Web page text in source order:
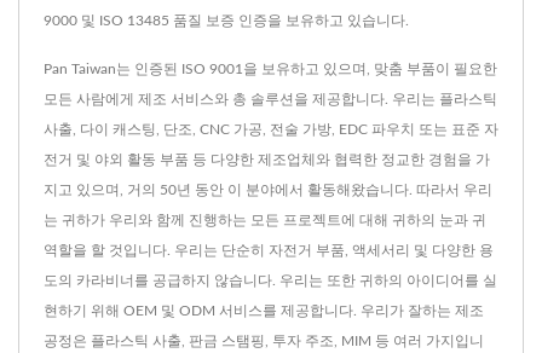
9000 및 ISO 13485 품질 보증 인증을 보유하고 있습니다.
Pan Taiwan는 인증된 ISO 9001을 보유하고 있으며, 맞춤 부품이 필요한
모든 사람에게 제조 서비스와 총 솔루션을 제공합니다. 우리는 플라스틱
사출, 다이 캐스팅, 단조, CNC 가공, 전술 가방, EDC 파우치 또는 표준 자
전거 및 야외 활동 부품 등 다양한 제조업체와 협력한 정교한 경험을 가
지고 있으며, 거의 50년 동안 이 분야에서 활동해왔습니다. 따라서 우리
는 귀하가 우리와 함께 진행하는 모든 프로젝트에 대해 귀하의 눈과 귀
역할을 할 것입니다. 우리는 단순히 자전거 부품, 액세서리 및 다양한 용
도의 카라비너를 공급하지 않습니다. 우리는 또한 귀하의 아이디어를 실
현하기 위해 OEM 및 ODM 서비스를 제공합니다. 우리가 잘하는 제조
공정은 플라스틱 사출, 판금 스탬핑, 투자 주조, MIM 등 여러 가지입니